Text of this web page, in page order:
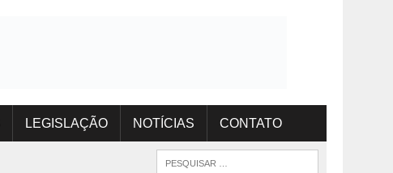
LEGISLAÇÃO NOTÍCIAS CONTATO